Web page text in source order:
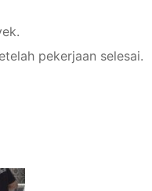
pekerjaan selesai.